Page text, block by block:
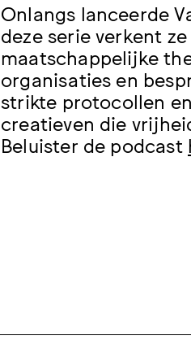
Onlangs lanceerde
deze serie verkent
maatschappelijke
organisaties en
strikte protocollen
creatieven die
Beluister de podcast